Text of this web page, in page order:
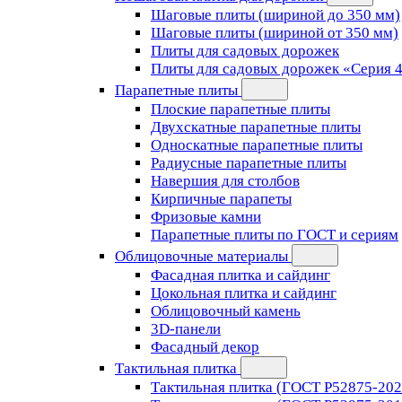
Шаговые плиты (шириной до 350 мм)
Шаговые плиты (шириной от 350 мм)
Плиты для садовых дорожек
Плиты для садовых дорожек «Серия
Парапетные плиты
Плоские парапетные плиты
Двухскатные парапетные плиты
Односкатные парапетные плиты
Радиусные парапетные плиты
Навершия для столбов
Кирпичные парапеты
Фризовые камни
Парапетные плиты по ГОСТ и сериям
Облицовочные материалы
Фасадная плитка и сайдинг
Цокольная плитка и сайдинг
Облицовочный камень
3D-панели
Фасадный декор
Тактильная плитка
Тактильная плитка (ГОСТ Р52875-